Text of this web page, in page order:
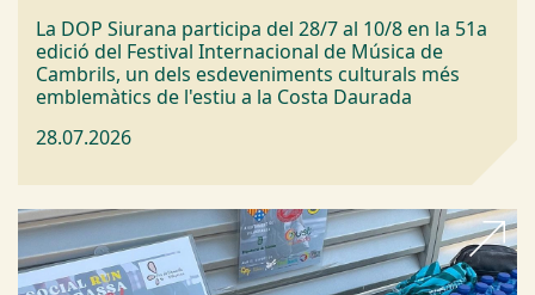
La DOP Siurana participa del 28/7 al 10/8 en la 51a
edició del Festival Internacional de Música de
Cambrils, un dels esdeveniments culturals més
emblemàtics de l'estiu a la Costa Daurada
28.07.2026